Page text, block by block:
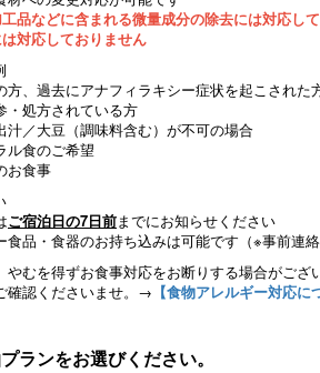
品などに含まれる微量成分の除去には対応し
対応しておりません
方、過去にアナフィラキシー症状を起こされた
・処方されている方
汁／大豆（調味料含む）が不可の場合
ル食のご希望
お食事
ご宿泊日の7日前までにお知らせください
食品・食器のお持ち込みは可能です（※事前連絡
むを得ずお食事対応をお断りする場合がござ
確認くださいませ。→ 【食物アレルギー対応に
ランをお選びください。